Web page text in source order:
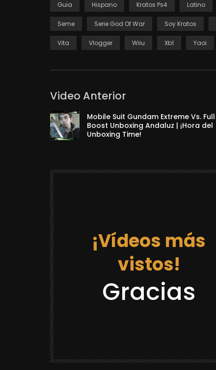
Guia Hispano Kratos Ps4 Latino
Seme Serie God Of War Soy Kratos
Vita Vlogger Wiiu Xb1 Yaoi
Video Anterior
Mobile Suit Gundam Extreme Vs. Full
Boost Unboxing Andaluz | ¡Hora del
Unboxing Time!
¡Vídeos más
vistos!
Gracias
DRAGON BALL REACCIONES